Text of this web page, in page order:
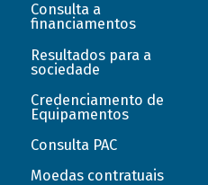
Consulta a
financiamentos
Resultados para a
sociedade
Credenciamento de
Equipamentos
Consulta PAC
Moedas contratuais